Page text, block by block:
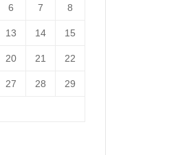
6 7 8
13 14 15
20 21 22
27 28 29